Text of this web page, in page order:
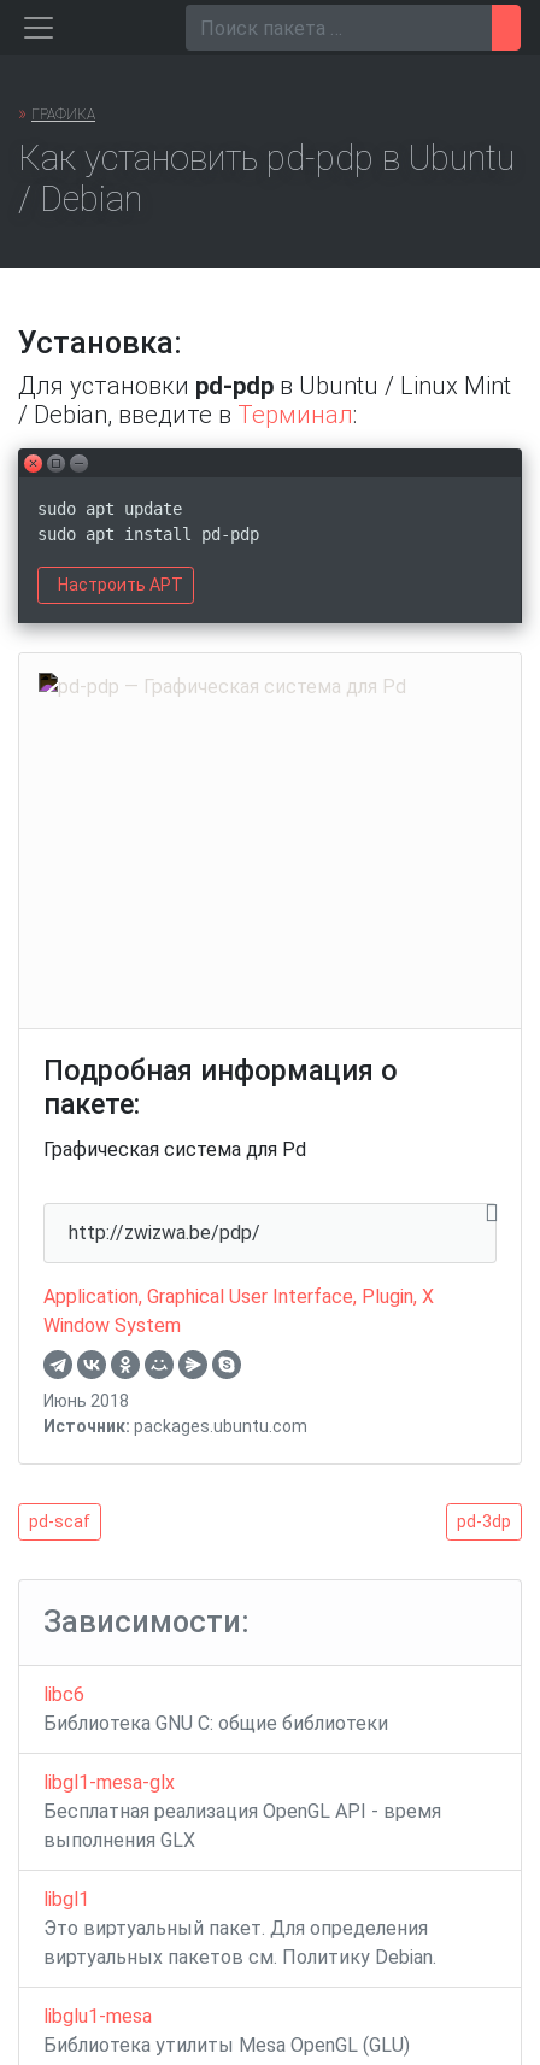
Перейти
» ГРАФИКА
Как установить pd-pdp в Ubuntu
/ Debian
Установка:
Для установки pd-pdp в Ubuntu / Linux Mint
/ Debian, введите в Терминал:
sudo apt update
sudo apt install pd-pdp
Настроить APT
Подробная информация о
пакете:
Графическая система для Pd
http://zwizwa.be/pdp/
Application, Graphical User Interface, Plugin, X
Window System
Июнь 2018
Источник: packages.ubuntu.com
Навигация
записям
pd-
scaf
pd-scaf
pd-
3dp
pd-3dp
Зависимости:
libc6
Библиотека GNU C: общие библиотеки
libgl1-mesa-glx
Бесплатная реализация OpenGL API - время
выполнения GLX
libgl1
Это виртуальный пакет. Для определения
виртуальных пакетов см. Политику Debian.
libglu1-mesa
Библиотека утилиты Mesa OpenGL (GLU)